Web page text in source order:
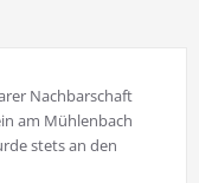
Nachbarschaft
am Mühlenbach
stets an den